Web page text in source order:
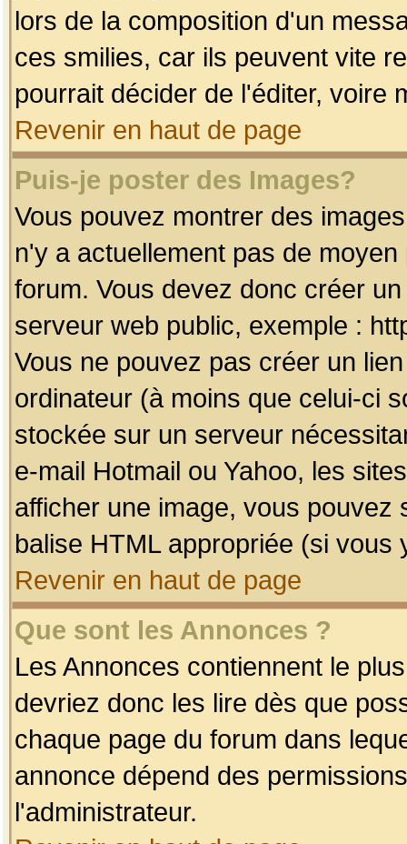
lors de la composition d'un
ces smilies, car ils peuvent vite
pourrait décider de l'éditer, voire
Revenir en haut de page
Puis-je poster des Images?
Vous pouvez montrer des
n'y a actuellement pas de
forum. Vous devez donc créer
serveur web public, exemple :
Vous ne pouvez pas créer un
ordinateur (à moins que celui-ci
stockée sur un serveur
e-mail Hotmail ou Yahoo, les
afficher une image, vous pouvez
balise HTML appropriée (si vous
Revenir en haut de page
Que sont les Annonces ?
Les Annonces contiennent le
devriez donc les lire dès que
chaque page du forum dans
annonce dépend des
l'administrateur.